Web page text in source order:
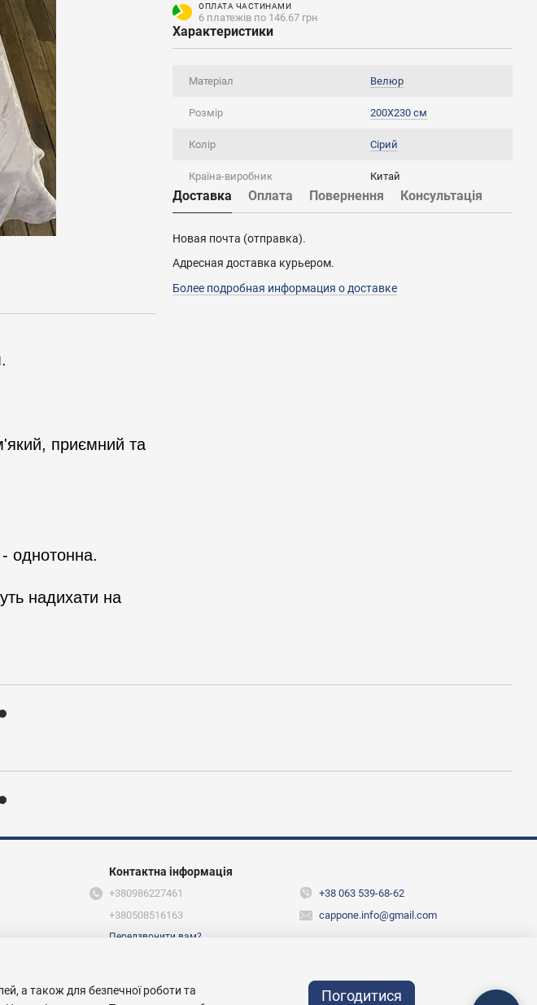
приємний та
однотонна.
надихати на
ОПЛАТА ЧАСТИНАМИ
6 платежів по 146.67 грн
Характеристики
Матеріал Велюр
Розмір 200X230 см
Колір Сірий
Країна-виробник Китай
Доставка Оплата Повернення Консультація
Новая почта (отправка).
Адресная доставка курьером.
Более подробная информация о доставке
Контактна інформація
+380986227461
+380508516163
Передзвонити вам?
+38 063 539-68-62
cappone.info@gmail.com
а також для безпечної роботи та
Погодитися